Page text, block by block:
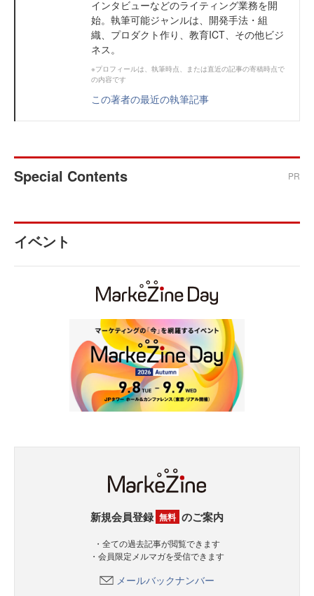
インタビューなどのライティング業務を開
始。執筆可能ジャンルは、開発手法・組
織、プロダクト作り、教育ICT、その他ビジ
ネス。
※プロフィールは、執筆時点、または直近の記事の寄稿時点で
の内容です
この著者の最近の執筆記事
Special Contents PR
イベント
新規会員登録 無料 のご案内
・全ての過去記事が閲覧できます
・会員限定メルマガを受信できます
メールバックナンバー